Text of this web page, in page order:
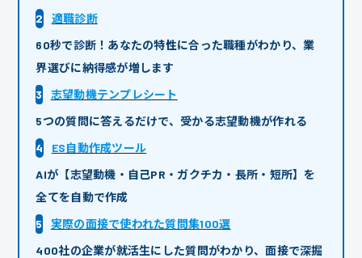
2
適職診断
60秒で診断！あなたの特性に合った職種がわかり、業
界選びに納得感が増します
3
志望動機テンプレシート
5つの質問に答えるだけで、受かる志望動機が作れる
4
ES自動作成ツール
AIが【志望動機・自己PR・ガクチカ・長所・短所】を
全てを自動で作成
5
実際の面接で使われた質問集100選
400社の企業が就活生にした質問がわかり、面接で深掘